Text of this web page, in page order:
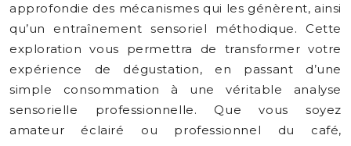
approfondie des mécanismes qui les génèrent, ainsi
qu’un entraînement sensoriel méthodique. Cette
exploration vous permettra de transformer votre
expérience de dégustation, en passant d’une
simple consommation à une véritable analyse
sensorielle professionnelle. Que vous soyez
amateur éclairé ou professionnel du café,